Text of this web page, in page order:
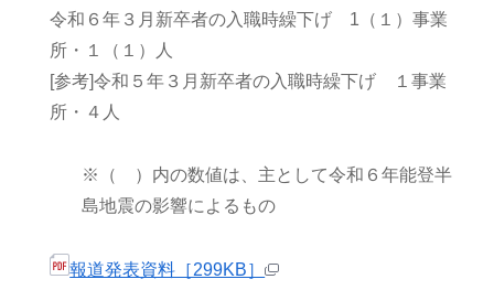
令和６年３月新卒者の入職時繰下げ 1（１）事業
所・１（１）人
[参考]令和５年３月新卒者の入職時繰下げ １事業
所・４人
※
（ ）内の数値は、主として令和６年能登半
島地震の影響によるもの
報道発表資料［299KB］